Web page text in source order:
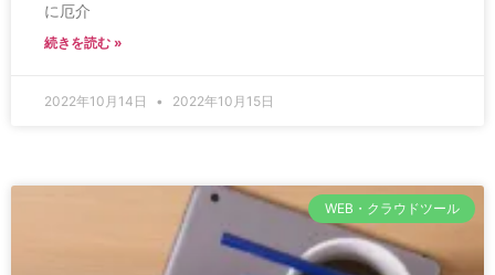
に厄介
続きを読む »
2022年10月14日 2022年10月15日
WEB・クラウドツール